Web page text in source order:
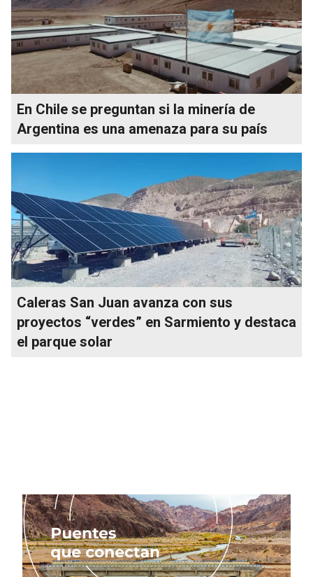
En Chile se preguntan si la minería de
Argentina es una amenaza para su país
Caleras San Juan avanza con sus
proyectos “verdes” en Sarmiento y destaca
el parque solar